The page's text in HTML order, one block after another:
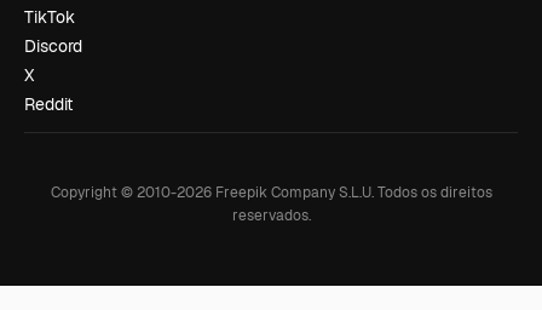
TikTok
Discord
X
Reddit
Copyright © 2010-2026Freepik Company S.L.U. Todos os direitos
reservados.